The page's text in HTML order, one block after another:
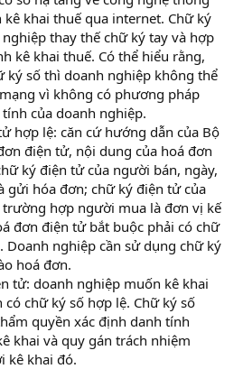
khai thuế qua internet. Chữ ký
thay thế chữ ký tay và hợp
kê khai thuế. Có thể hiểu rằng,
ký số thì doanh nghiệp không thể
vì không có phương pháp
của doanh nghiệp.
hợp lệ: căn cứ hướng dẫn của Bộ
điện tử, nội dung của hoá đơn
ký điện tử của người bán, ngày,
gửi hóa đơn; chữ ký điện tử của
hợp người mua là đơn vị kế
đơn điện tử bắt buộc phải có chữ
Doanh nghiệp cần sử dụng chữ ký
hoá đơn.
tử: doanh nghiệp muốn kê khai
có chữ ký số hợp lệ. Chữ ký số
quyền xác định danh tính
khai và quy gán trách nhiệm
kê khai đó.